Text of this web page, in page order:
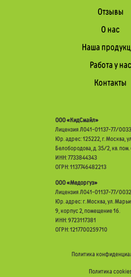
Отзывы
О нас
Наша
Работа у нас
Контакты
ООО «КидСмайл»
Лицензия Л041-01137-77/
Юр. адрес: 125222, г. Москва,
Белобородова, д. 35/2, кв. пом.
ИНН: 7733844343
ОГРН: 1137746482213
ООО «Медоргуз»
Лицензия Л041-01137-77/
Юр. адрес: г. Москва, ул.
9, корпус 2, помещение 16.
ИНН: 9723117381
ОГРН: 1217700259710
Политика
Политика